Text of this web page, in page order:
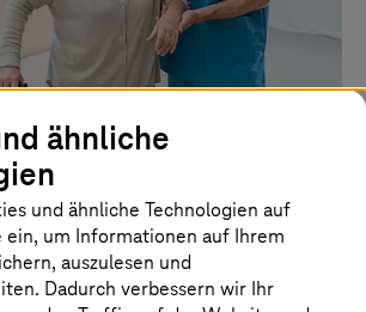
mit neuem SAP-
profitiert von einer
auf SAP S/4HANA, die den
und die Kontinuität der
ähnliche
und ähnliche Technologien auf
ein, um Informationen auf Ihrem
auszulesen und
Dadurch verbessern wir Ihr